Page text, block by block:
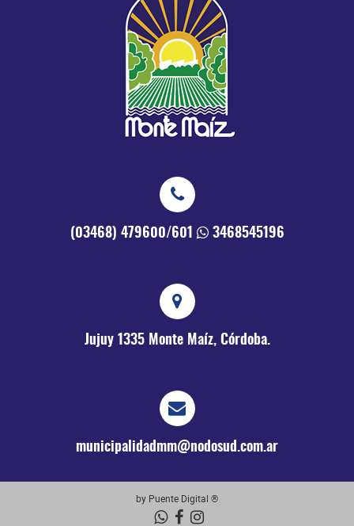
(03468) 479600/601 3468545196
Jujuy 1335 Monte Maíz, Córdoba.
municipalidadmm@nodosud.com.ar
by Puente Digital ®